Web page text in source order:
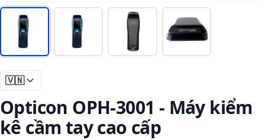
🇻🇳
Opticon OPH-3001 - Máy kiểm
kê cầm tay cao cấp